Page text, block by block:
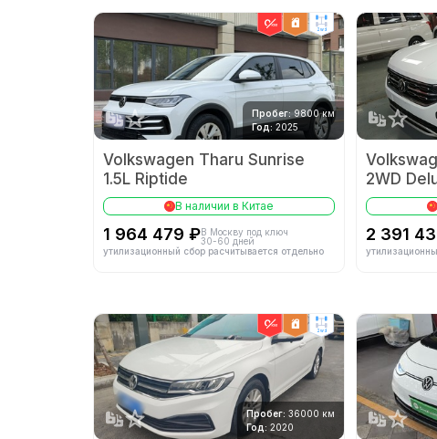
2wd
Пробег: 9800 км
Год: 2025
Volkswagen Tharu Sunrise
1.5L Riptide
В наличии в Китае
1 964 479 ₽В Москву под ключ
30-60 дней
утилизационный сбор расчитывается отдельно
2WD
2 391
2wd
Пробег: 36000 км
Год: 2020